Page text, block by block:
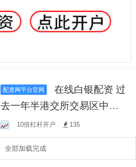
配查网平台官网
在线白银配资 过
去一年半港交所交易区中的
推荐配资股票数据完整性审
查以风险边
10倍杠杆开户 135
全部加载完成